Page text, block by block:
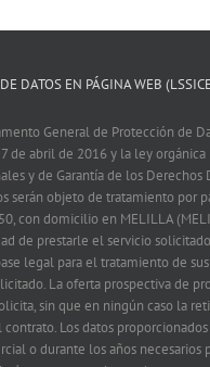
DATOS EN PÁGINA WEB
General de Protección de
de abril de 2016 y la ley
y de Garantía de los
serán objeto de tratamiento por
con domicilio en MELILLA
de prestarle el servicio
legal para el tratamiento de
La oferta prospectiva de
sin que en ningún caso la
Los datos
o durante los años necesarios